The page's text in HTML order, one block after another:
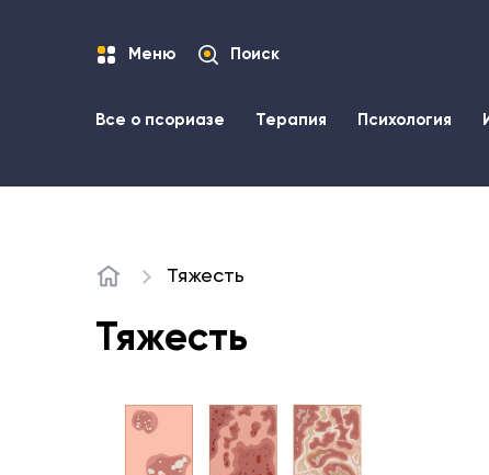
Меню Поиск
Все о псориазе Терапия Психология
Главная Тяжесть
Тяжесть